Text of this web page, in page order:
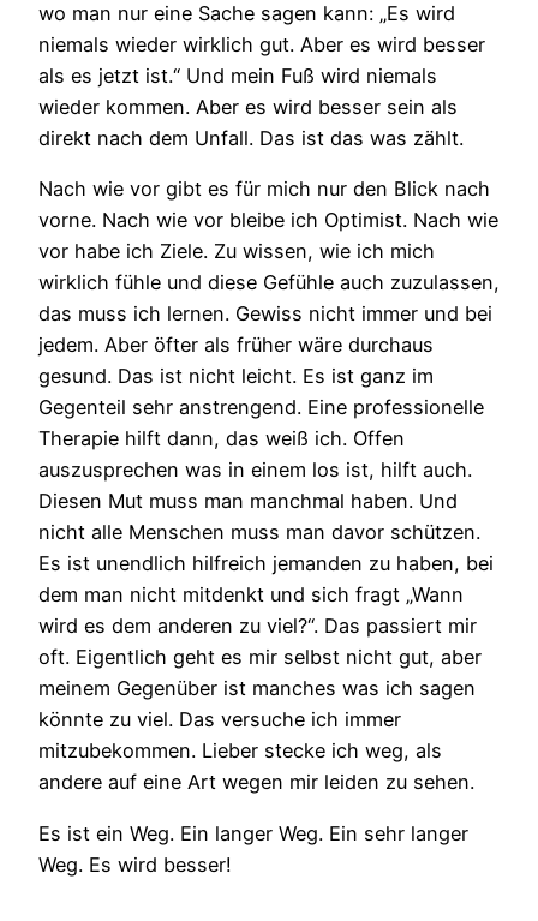
wo man nur eine Sache sagen kann: „Es wird
niemals wieder wirklich gut. Aber es wird besser
als es jetzt ist.“ Und mein Fuß wird niemals
wieder kommen. Aber es wird besser sein als
direkt nach dem Unfall. Das ist das was zählt.
Nach wie vor gibt es für mich nur den Blick nach
vorne. Nach wie vor bleibe ich Optimist. Nach wie
vor habe ich Ziele. Zu wissen, wie ich mich
wirklich fühle und diese Gefühle auch zuzulassen,
das muss ich lernen. Gewiss nicht immer und bei
jedem. Aber öfter als früher wäre durchaus
gesund. Das ist nicht leicht. Es ist ganz im
Gegenteil sehr anstrengend. Eine professionelle
Therapie hilft dann, das weiß ich. Offen
auszusprechen was in einem los ist, hilft auch.
Diesen Mut muss man manchmal haben. Und
nicht alle Menschen muss man davor schützen.
Es ist unendlich hilfreich jemanden zu haben, bei
dem man nicht mitdenkt und sich fragt „Wann
wird es dem anderen zu viel?“. Das passiert mir
oft. Eigentlich geht es mir selbst nicht gut, aber
meinem Gegenüber ist manches was ich sagen
könnte zu viel. Das versuche ich immer
mitzubekommen. Lieber stecke ich weg, als
andere auf eine Art wegen mir leiden zu sehen.
Es ist ein Weg. Ein langer Weg. Ein sehr langer
Weg. Es wird besser!